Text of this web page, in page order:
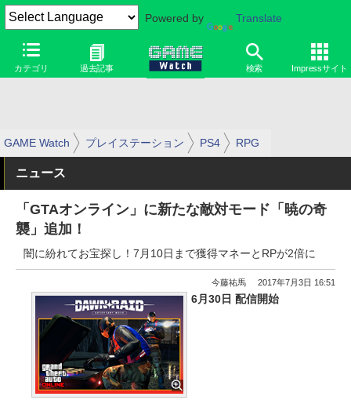
Powered by Translate
カテゴリ 過去記事 検索 Impressサイト
GAME Watch プレイステーション PS4 RPG
ニュース
「GTAオンライン」に新たな敵対モード「暁の奇
襲」追加！
闇に紛れてお宝探し！7月10日まで獲得マネーとRPが2倍に
今藤祐馬 2017年7月3日 16:51
6月30日 配信開始